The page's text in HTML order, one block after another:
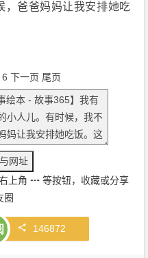
，爸爸妈妈让我安排她吃
6 下一页 尾页
上角 ┅ 等按钮，收藏或分享
圈
146872